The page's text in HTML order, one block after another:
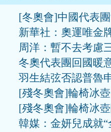
[冬奧會]中國代表
新華社：奧運唯金
周洋：暫不去考慮
冬奧代表團回國暖
羽生結弦否認普魯
[殘冬奧會]輪椅冰
[殘冬奧會]輪椅冰
韓媒：金妍兒成就